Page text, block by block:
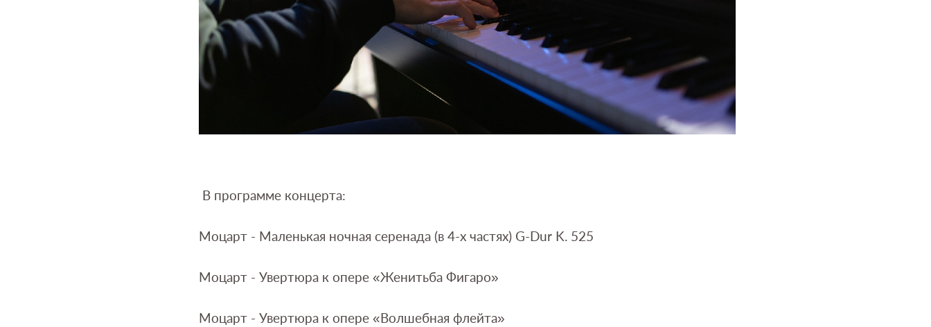
В программе концерта:
Моцарт - Маленькая ночная серенада (в 4-х частях) G-Dur K. 525
Моцарт - Увертюра к опере «Женитьба Фигаро»
Моцарт - Увертюра к опере «Волшебная флейта»